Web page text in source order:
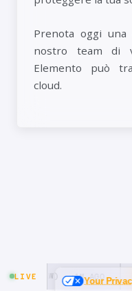
Prenota oggi una
nostro team di
Elemento può
cloud.
Your